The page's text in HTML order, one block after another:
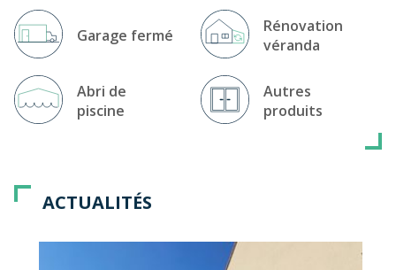
Garage fermé
Rénovation
véranda
Abri de
piscine
Autres
produits
ACTUALITÉS